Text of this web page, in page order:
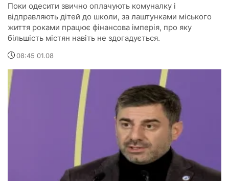
Поки одесити звично оплачують комуналку і
відправляють дітей до школи, за лаштунками міського
життя роками працює фінансова імперія, про яку
більшість містян навіть не здогадується.
08:45 01.08